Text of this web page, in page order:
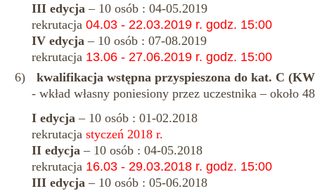
III edycja – 10 osób : 04-05.2019
rekrutacja 04.03 - 22.03.2019 r. godz. 15:00
IV edycja – 10 osób : 07-08.2019
rekrutacja 13.06 - 27.06.2019 r. godz. 15:00
6)
kwalifikacja wstępna przyspieszona do kat. C
- wkład własny poniesiony przez uczestnika – około
I edycja – 10 osób : 01-02.2018
rekrutacja styczeń 2018 r.
II edycja – 10 osób : 04-05.2018
rekrutacja 16.03 - 29.03.2018 r. godz. 15:00
III edycja – 10 osób : 05-06.2018